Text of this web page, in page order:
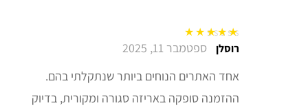
דורג5מתוך 5רוסלן ספטמבר 11, 2025
אחד האתרים הנוחים ביותר שנתקלתי בהם.
ההזמנה סופקה באריזה סגורה ומקורית, בדיוק